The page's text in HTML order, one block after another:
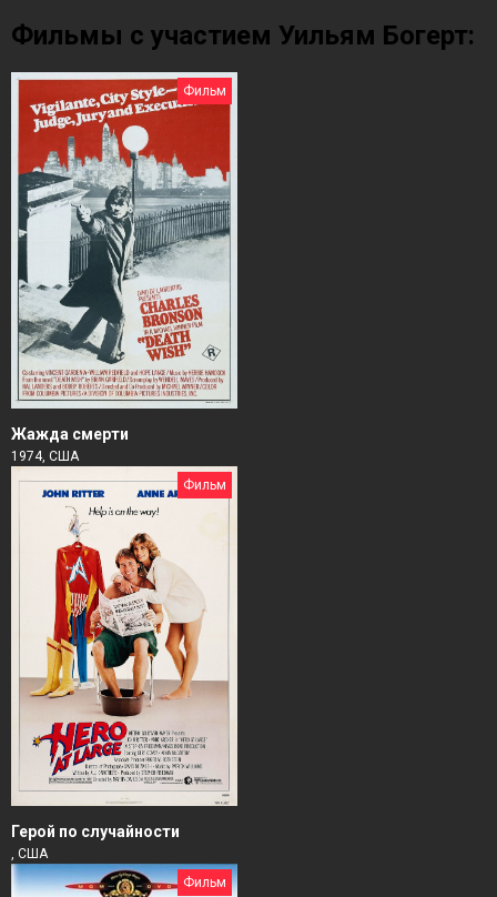
Фильмы с участием Уильям Богерт:
Фильм
Жажда смерти
1974, США
Фильм
Герой по случайности
, США
Фильм